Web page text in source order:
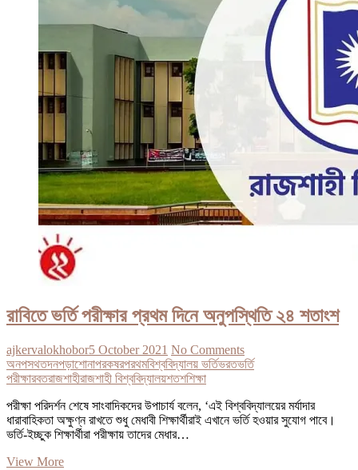
রাবিতে ভর্তি পরীক্ষার প্রথম দিনে অনুপস্থিতি ২৪ শতাংশ
ajkervalokhobor5 October 2021 No Comments
অনপসথতদনপড়াশোনাপরকষরপরথমবিশ্ববিদ্যালয় ভর্তিভরতভর্তি
পরীক্ষারবতরাজশাহীরাজশাহী বিশ্ববিদ্যালয়শতশশিক্ষা
পরীক্ষা পরিদর্শন শেষে সাংবাদিকদের উপাচার্য বলেন, ‘এই বিশ্ববিদ্যালয়ের মর্যাদার
ধারাবাহিকতা অক্ষুণ্ন রাখতে শুধু মেধাবী শিক্ষার্থীরাই এখানে ভর্তি হওয়ার সুযোগ পাবে।
ভর্তি-ইচ্ছুক শিক্ষার্থীরা পরীক্ষায় তাদের মেধার…
View Moreরাবিতে